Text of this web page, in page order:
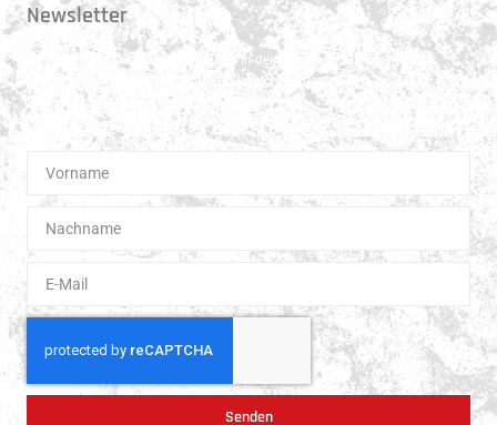
Newsletter
Erhalte 1x pro Quartal unsere News in dein Postfach. Darüber hinaus
teilen wir gerne Spannendes und Lehrreiches aus der Welt des Muay Thai
Boxen.
Senden